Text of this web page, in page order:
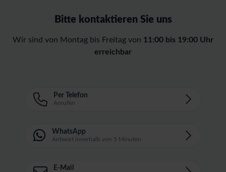
Bitte kontaktieren Sie uns
Wir sind von Montag bis Freitag von 11:00 bis 19:00 Uhr
erreichbar
Per Telefon
Anrufen
WhatsApp
Antwort innerhalb von 5 Minuten
E-Mail